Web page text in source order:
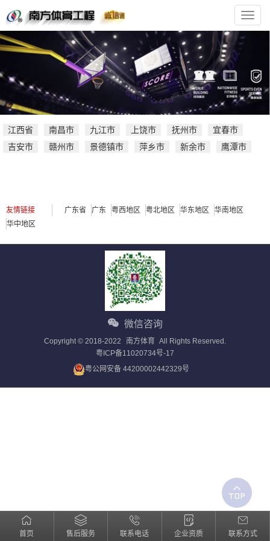
南
方
体
站
江西省 南昌市 九江市 上饶市 抚州市
宜春市
吉安市
赣州市 景德镇市 萍乡市 新余市 鹰潭市
友情链接 广东省 广东 粤西地区 粤北地区 华东地区
华南地区
华中地区
微信咨询
Copyright © 2018-2022 南方体育 All Rights Reserved.
粤ICP备11020734号-17
粤公网安备 44200002442329号
首页 售后服务 联系电话 企业资质 联系方式